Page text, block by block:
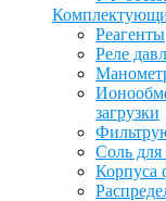
Реагенты
Реле
загрузки
Соль для
Корпуса